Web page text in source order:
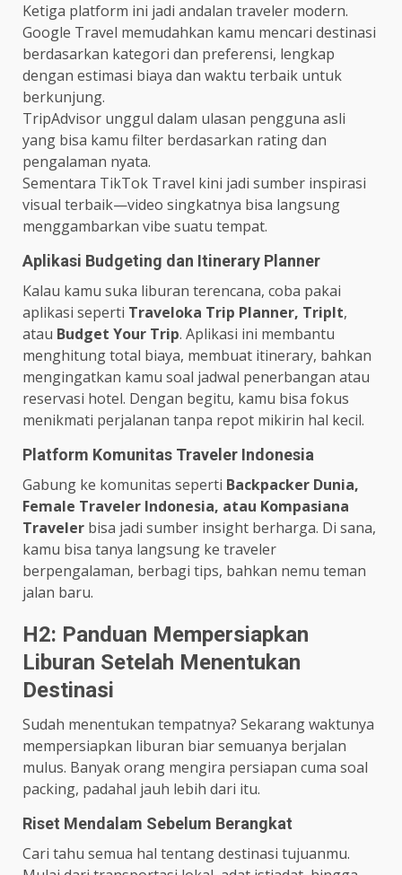
Ketiga platform ini jadi andalan traveler modern.
Google Travel memudahkan kamu mencari destinasi
berdasarkan kategori dan preferensi, lengkap
dengan estimasi biaya dan waktu terbaik untuk
berkunjung.
TripAdvisor unggul dalam ulasan pengguna asli
yang bisa kamu filter berdasarkan rating dan
pengalaman nyata.
Sementara TikTok Travel kini jadi sumber inspirasi
visual terbaik—video singkatnya bisa langsung
menggambarkan vibe suatu tempat.
Aplikasi Budgeting dan Itinerary Planner
Kalau kamu suka liburan terencana, coba pakai
aplikasi seperti Traveloka Trip Planner, TripIt,
atau Budget Your Trip. Aplikasi ini membantu
menghitung total biaya, membuat itinerary, bahkan
mengingatkan kamu soal jadwal penerbangan atau
reservasi hotel. Dengan begitu, kamu bisa fokus
menikmati perjalanan tanpa repot mikirin hal kecil.
Platform Komunitas Traveler Indonesia
Gabung ke komunitas seperti Backpacker Dunia,
Female Traveler Indonesia, atau Kompasiana
Traveler bisa jadi sumber insight berharga. Di sana,
kamu bisa tanya langsung ke traveler
berpengalaman, berbagi tips, bahkan nemu teman
jalan baru.
H2: Panduan Mempersiapkan
Liburan Setelah Menentukan
Destinasi
Sudah menentukan tempatnya? Sekarang waktunya
mempersiapkan liburan biar semuanya berjalan
mulus. Banyak orang mengira persiapan cuma soal
packing, padahal jauh lebih dari itu.
Riset Mendalam Sebelum Berangkat
Cari tahu semua hal tentang destinasi tujuanmu.